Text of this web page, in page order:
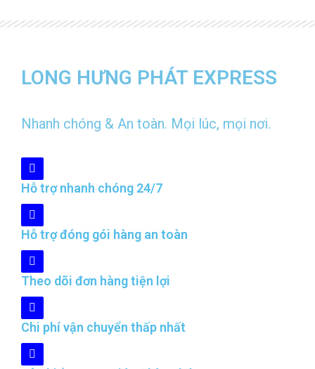
LONG HƯNG PHÁT EXPRESS
Nhanh chóng & An toàn. Mọi lúc, mọi nơi.
Hỗ trợ nhanh chóng 24/7
Hỗ trợ đóng gói hàng an toàn
Theo dõi đơn hàng tiện lợi
Chi phí vận chuyển thấp nhất